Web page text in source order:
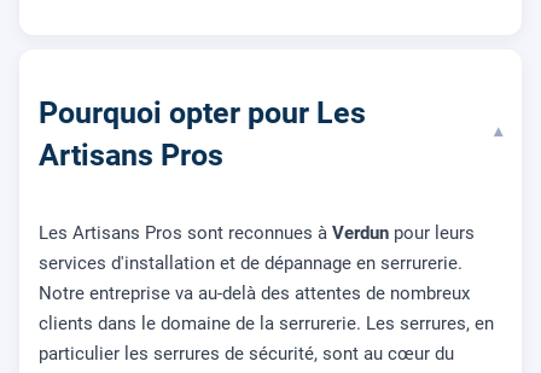
Pourquoi opter pour Les
Artisans Pros
▾
Les Artisans Pros sont reconnues à Verdun pour leurs
services d'installation et de dépannage en serrurerie.
Notre entreprise va au-delà des attentes de nombreux
clients dans le domaine de la serrurerie. Les serrures, en
particulier les serrures de sécurité, sont au cœur du